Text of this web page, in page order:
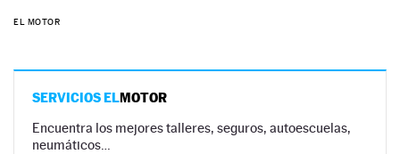
EL MOTOR
SERVICIOS ELMOTOR
Encuentra los mejores talleres, seguros, autoescuelas,
neumáticos…